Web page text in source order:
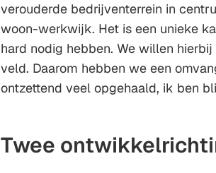
verouderde bedrijventerrein in
woon-werkwijk. Het is een unieke
hard nodig hebben. We willen
veld. Daarom hebben we een
ontzettend veel opgehaald, ik ben
Twee